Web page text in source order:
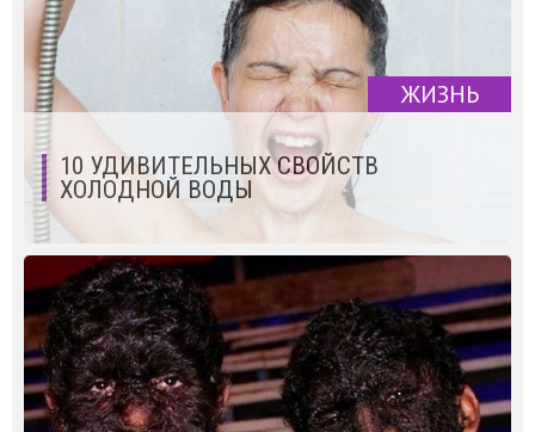
ЖИЗНЬ
10 УДИВИТЕЛЬНЫХ СВОЙСТВ
ХОЛОДНОЙ ВОДЫ